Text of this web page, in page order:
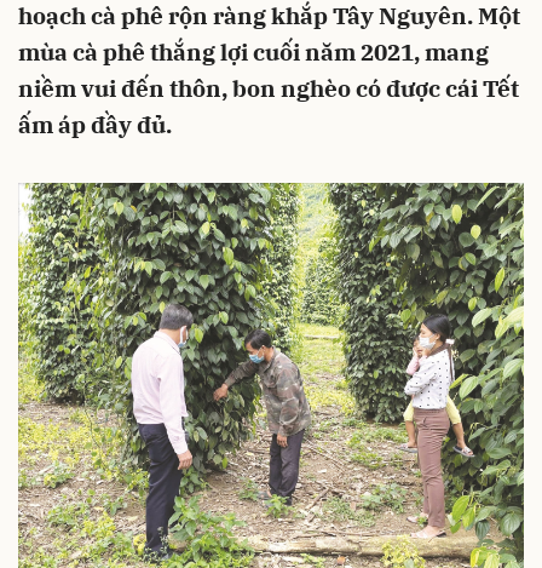
hoạch cà phê rộn ràng khắp Tây Nguyên. Một
mùa cà phê thắng lợi cuối năm 2021, mang
niềm vui đến thôn, bon nghèo có được cái Tết
ấm áp đầy đủ.